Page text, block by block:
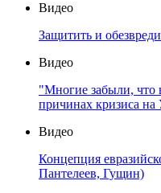
Видео
Защитить и
Видео
"Многие забыли, что
причинах кризиса на
Видео
Концепция
Пантелеев, Гущин)